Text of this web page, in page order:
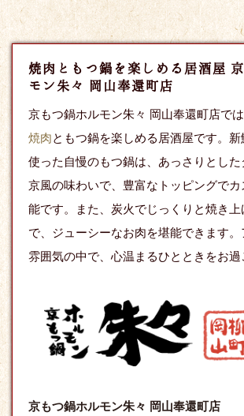
焼肉ともつ鍋を楽しめる居酒屋
モン朱々 岡山奉還町店
京もつ鍋ホルモン朱々 岡山奉還町店で
焼肉ともつ鍋を楽しめる居酒屋です。
使った自慢のもつ鍋は、あっさりとした
京風の味わいで、豊富なトッピングで
能です。また、炭火でじっくりと焼き
で、ジューシーなお肉を堪能できます
雰囲気の中で、心温まるひとときをお過
京もつ鍋ホルモン朱々 岡山奉還町店